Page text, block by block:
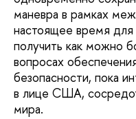
маневра в рамках
настоящее время
получить как можно
вопросах
безопасности, пока
в лице США,
мира.